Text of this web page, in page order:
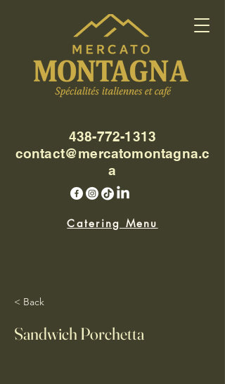
438-772-1313
contact@mercatomontagna.c
a
Catering Menu
< Back
Sandwich Porchetta